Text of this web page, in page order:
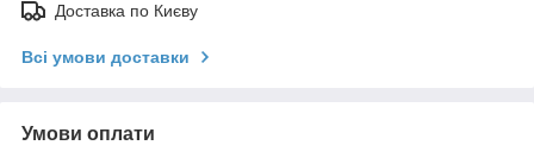
Доставка по Києву
Всі умови доставки
Умови оплати